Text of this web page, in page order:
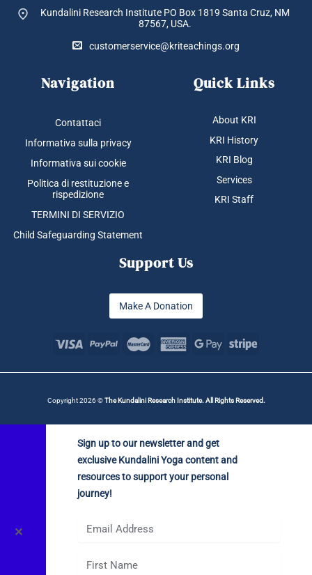
Kundalini Research Institute PO Box 1819 Santa Cruz, NM
87567, USA.
customerservice@kriteachings.org
Navigation
Contattaci
Informativa sulla privacy
Informativa sui cookie
Politica di restituzione e
rispedizione
TERMINI DI SERVIZIO
Child Safeguarding Statement
Quick Links
About KRI
KRI History
KRI Blog
Services
KRI Staff
Support Us
Make A Donation
Copyright 2026 ©The Kundalini Research Institute. All Rights Reserved.
✕
Sign up to our newsletter and get
exclusive Kundalini Yoga content and
resources to support your personal
journey!